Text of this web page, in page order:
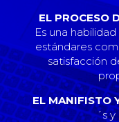
EL PROCESO
Es una
estándares
satisfacción
EL MANIFISTO
´s y